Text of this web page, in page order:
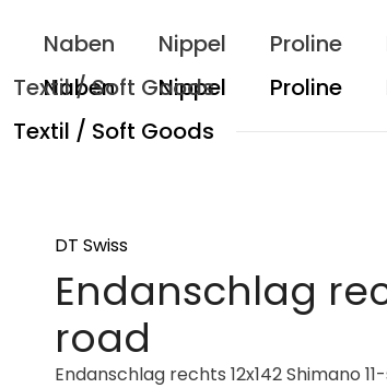
Naben Nippel Proline
Textil / Soft Goods
DT Swiss
Endanschlag
road
Endanschlag rechts 12x142 Shimano